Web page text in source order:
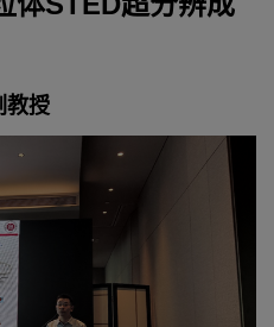
教授